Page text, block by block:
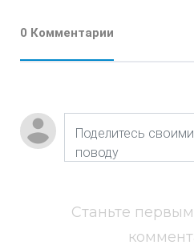
0 Комментарии
Станьте